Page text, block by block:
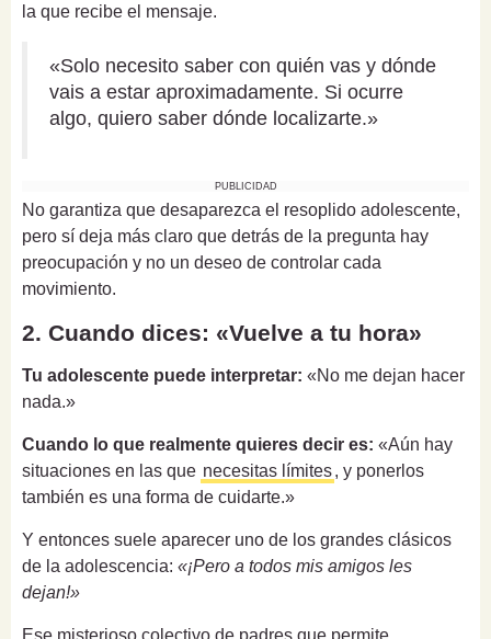
la que recibe el mensaje.
«Solo necesito saber con quién vas y dónde
vais a estar aproximadamente. Si ocurre
algo, quiero saber dónde localizarte.»
PUBLICIDAD
No garantiza que desaparezca el resoplido adolescente,
pero sí deja más claro que detrás de la pregunta hay
preocupación y no un deseo de controlar cada
movimiento.
2. Cuando dices: «Vuelve a tu hora»
Tu adolescente puede interpretar: «No me dejan hacer
nada.»
Cuando lo que realmente quieres decir es: «Aún hay
situaciones en las que necesitas límites, y ponerlos
también es una forma de cuidarte.»
Y entonces suele aparecer uno de los grandes clásicos
de la adolescencia: «¡Pero a todos mis amigos les
dejan!»
Ese misterioso colectivo de padres que permite